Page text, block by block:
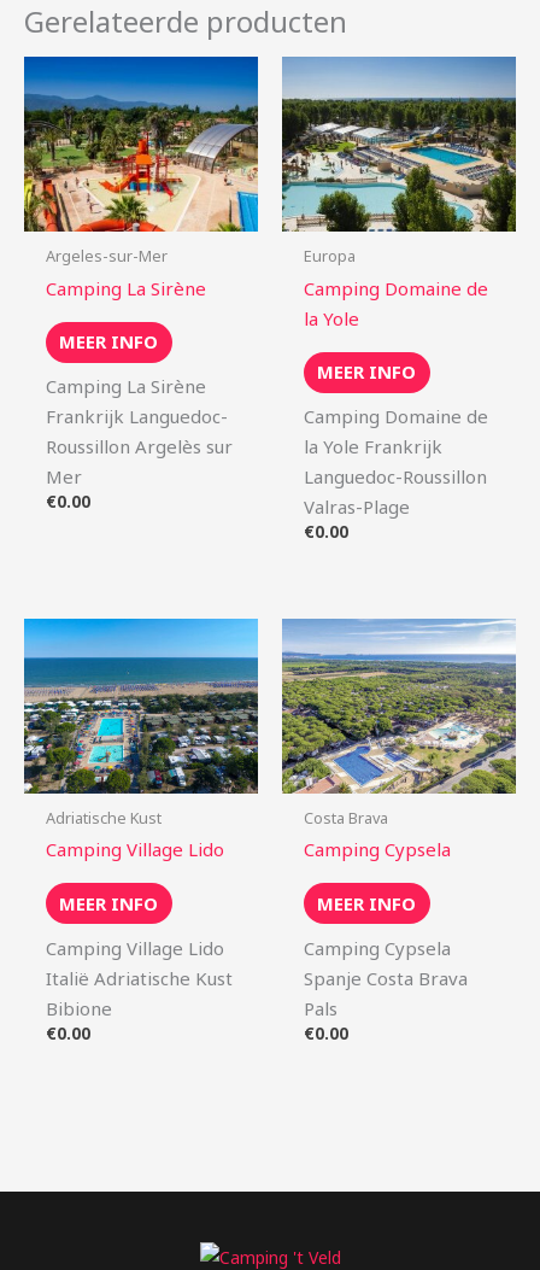
Gerelateerde producten
Argeles-sur-Mer
Camping La Sirène
MEER INFO
Camping La Sirène
Frankrijk Languedoc-
Roussillon Argelès sur
Mer
€0.00
Europa
Camping Domaine de
la Yole
MEER INFO
Camping Domaine de
la Yole Frankrijk
Languedoc-Roussillon
Valras-Plage
€0.00
Adriatische Kust
Camping Village Lido
MEER INFO
Camping Village Lido
Italië Adriatische Kust
Bibione
€0.00
Costa Brava
Camping Cypsela
MEER INFO
Camping Cypsela
Spanje Costa Brava
Pals
€0.00